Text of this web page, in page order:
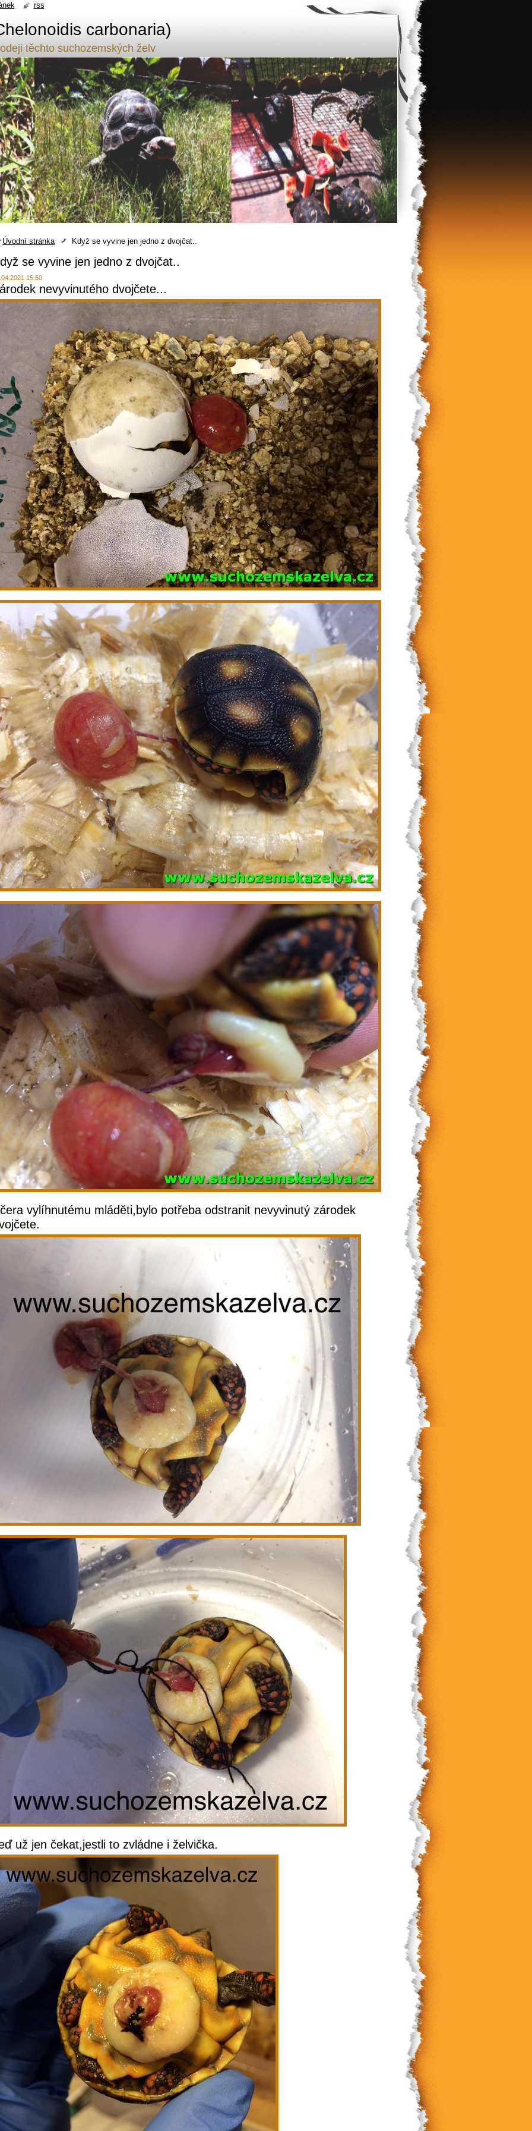
carbonaria)
těchto suchozemských želv
Úvodní stránka Když se vyvine jen jedno z dvojčat..
se vyvine jen jedno z dvojčat..
15:50
nevyvinutého dvojčete...
vylíhnutému mláděti,bylo potřeba odstranit nevyvinutý zárodek
už jen čekat,jestli to zvládne i želvička.
rss